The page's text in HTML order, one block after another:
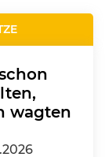
wagten